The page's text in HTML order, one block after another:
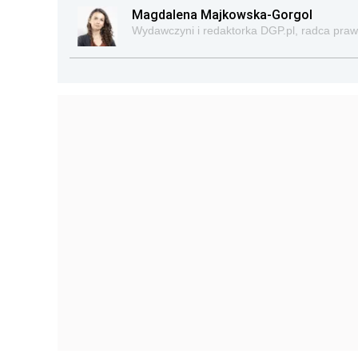
Magdalena Majkowska-Gorgol
Wydawczyni i redaktorka DGP.pl, radca